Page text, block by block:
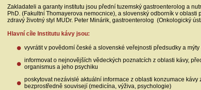
Zakladateli a garanty institutu jsou přední tuzemský gastroenterolog a
PhD. (Fakultní Thomayerova nemocnice), a slovenský odborník v oblasti
zdravý životný styl MUDr. Peter Minárik, gastroenterolog (Onkologický
Hlavní cíle Institutu kávy jsou:
vyvrátit v povědomí české a slovenské veřejnosti předsudky a
informovat o nejnovějších vědeckých poznatcích z oblasti kávy,
organismus a jeho psychiku
poskytovat nezávislé aktuální informace z oblasti konzumace kávy
bezprostředně souvisejí (medicína, výživa, psychologie)